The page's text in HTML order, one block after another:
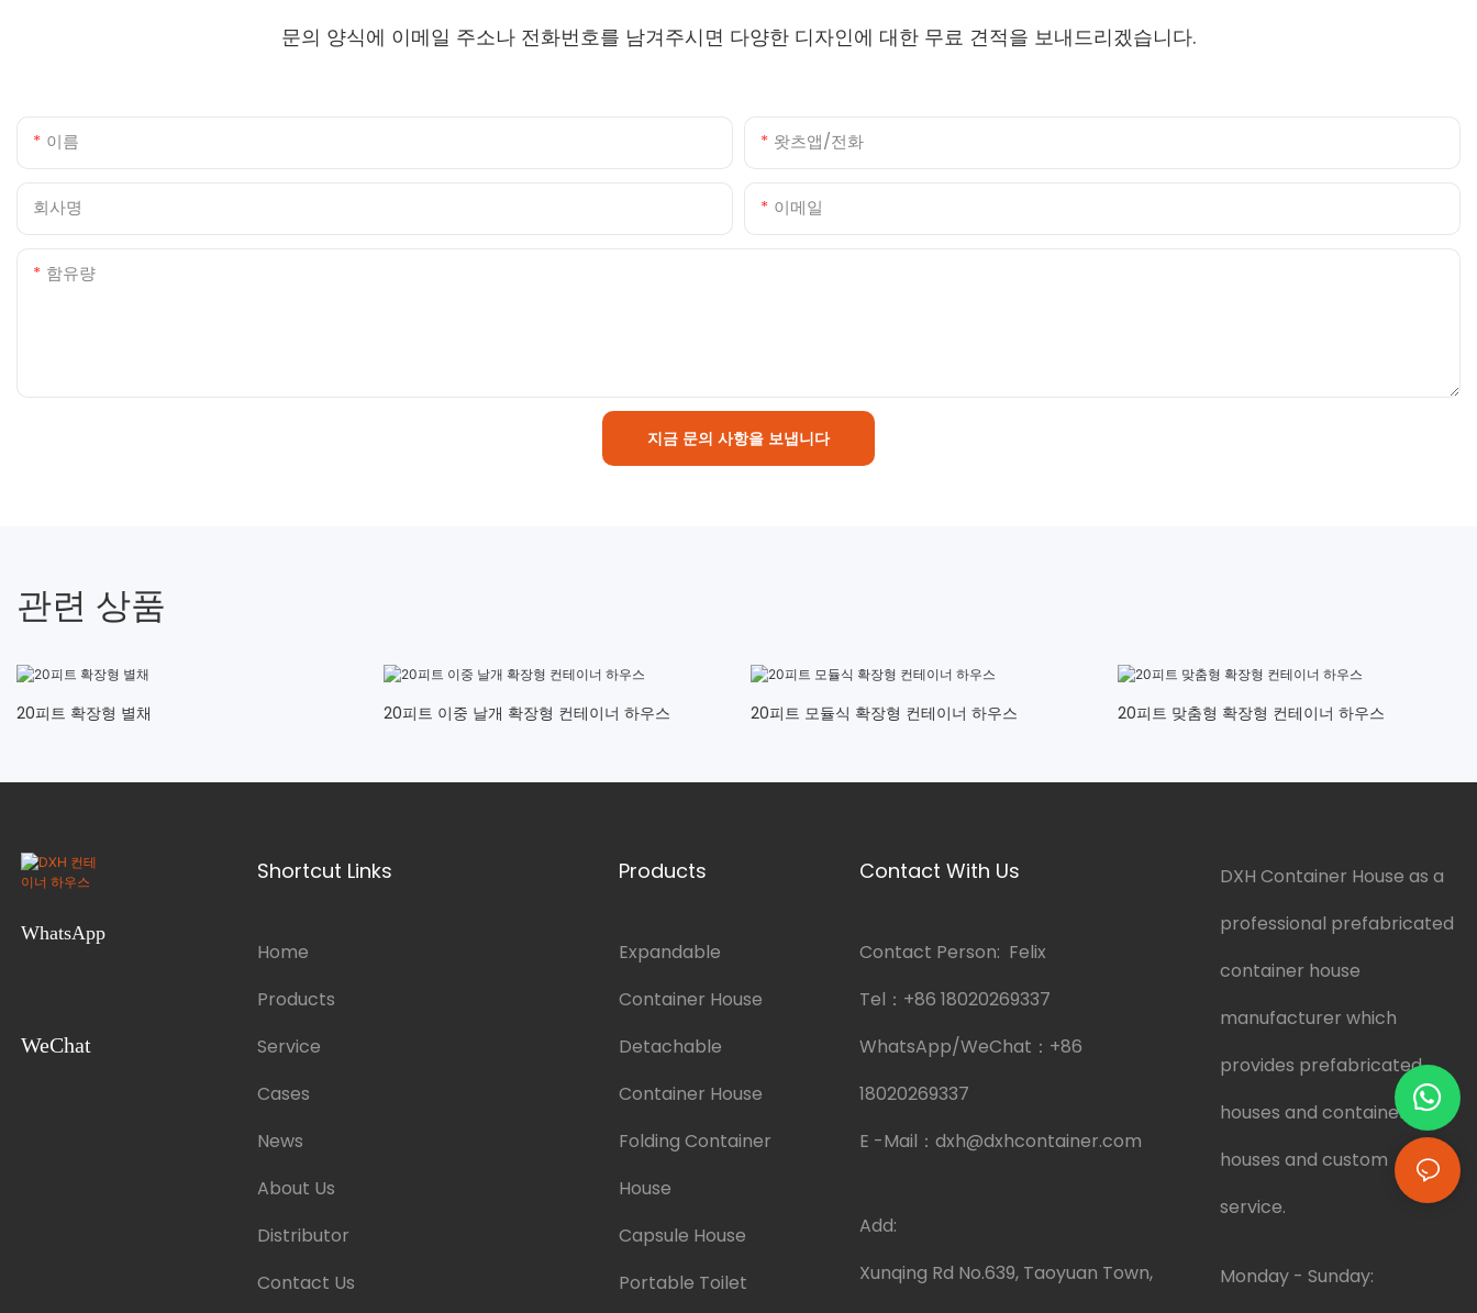
문의 양식에 이메일 주소나 전화번호를 남겨주시면 다양한 디자인에 대한 무료 견적을 보내드리겠습니다.
이름 왓츠앱/전화
회사명 이메일
함유량
지금 문의 사항을 보냅니다
관련 상품
20피트 확장형 별채 20피트 이중 날개 확장형 컨테이너 하우스 20피트 모듈식 확장형 컨테이너 하우스 20피트 맞춤형 확장형 컨테이너 하우스
WhatsApp
WeChat
Shortcut Links
Home
Products
Service
Cases
News
About Us
Distributor
Contact Us
Products
Expandable
Container House
Detachable
Container House
Folding Container
House
Capsule House
Portable Toilet
Contact With Us
Contact Person: Felix
Tel： +86 18020269337
WhatsApp/WeChat： +86
18020269337
E -Mail： dxh@dxhcontainer.com
Add:
Xunqing Rd No.639, Taoyuan Town,
DXH Container House as a
professional prefabricated
container house
manufacturer which
provides prefabricated
houses and container
houses and custom
service.
Monday - Sunday: